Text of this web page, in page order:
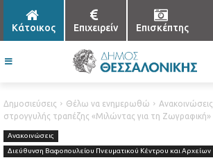
Κάτοικος Επιχειρείν Επισκέπτης
Δημοσιεύσεις Θέλω να ενημερωθώ Ανακοινώσεις
στρογγυλής τραπέζης «Μιλώντας για τη Ζωγραφική»
Ανακοινώσεις
Διεύθυνση Βαφοπουλείου Πνευματικού Κέντρου και Αρχείων